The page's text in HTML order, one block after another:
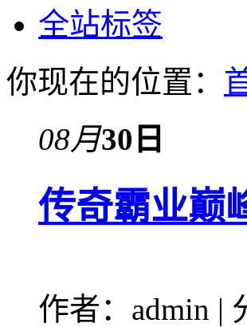
全站标签
你现在的位置：
08月30日
传奇霸业巅
作者：admin |